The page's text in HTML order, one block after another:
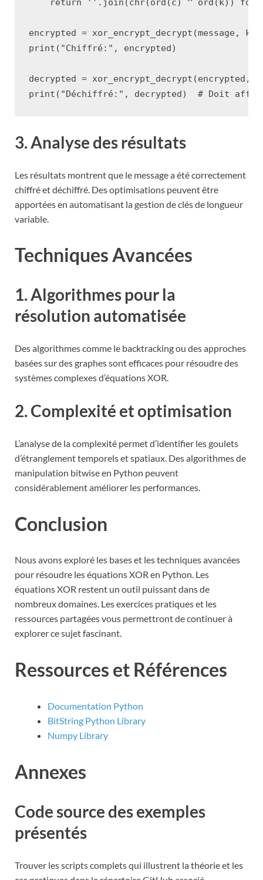
return
'' . join (chr(ord (c) ^ ord ( k)) for
encrypted = xor_encrypt_decrypt (message , key
print ( "Chiffré:" , encrypted )
decrypted = xor_encrypt_decrypt (encrypted ,
print ( "Déchiffré:" , decrypted ) # Doit
3. Analyse des résultats
Les résultats montrent que le message a été correctement
chiffré et déchiffré. Des optimisations peuvent être
apportées en automatisant la gestion de clés de longueur
variable.
Techniques Avancées
1. Algorithmes pour la
résolution automatisée
Des algorithmes comme le backtracking ou des approches
basées sur des graphes sont efficaces pour résoudre des
systèmes complexes d’équations XOR.
2. Complexité et optimisation
L’analyse de la complexité permet d’identifier les goulets
d’étranglement temporels et spatiaux. Des algorithmes de
manipulation bitwise en Python peuvent
considérablement améliorer les performances.
Conclusion
Nous avons exploré les bases et les techniques avancées
pour résoudre les équations XOR en Python. Les
équations XOR restent un outil puissant dans de
nombreux domaines. Les exercices pratiques et les
ressources partagées vous permettront de continuer à
explorer ce sujet fascinant.
Ressources et Références
Documentation Python
BitString Python Library
Numpy Library
Annexes
Code source des exemples
présentés
Trouver les scripts complets qui illustrent la théorie et les